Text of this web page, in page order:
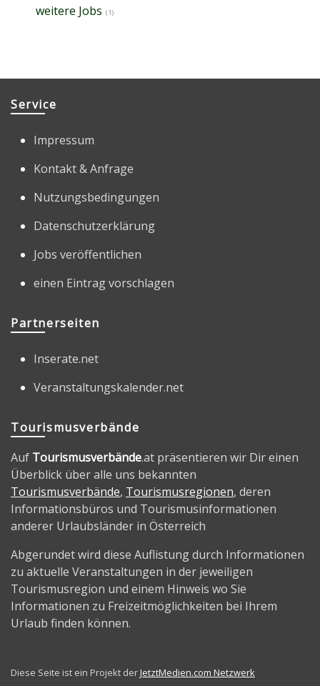
weitere Jobs (1)
Service
Impressum
Kontakt & Anfrage
Nutzungsbedingungen
Datenschutzerklärung
Jobs veröffentlichen
einen Eintrag vorschlagen
Partnerseiten
Inserate.net
Veranstaltungskalender.net
Tourismusverbände
Auf Tourismusverbände.at präsentieren wir Dir einen
Überblick über alle uns bekannten
Tourismusverbände, Tourismusregionen, deren
Informationsbüros und Tourismusinformationen
anderer Urlaubsländer in Österreich
Abgerundet wird diese Auflistung durch Informationen
zu aktuelle Veranstaltungen in der jeweiligen
Tourismusregion und einem Hinweis wo Sie
Informationen zu Freizeitmöglichkeiten bei Ihrem
Urlaub finden können.
Diese Seite ist ein Projekt derJetztMedien.com Netzwerk